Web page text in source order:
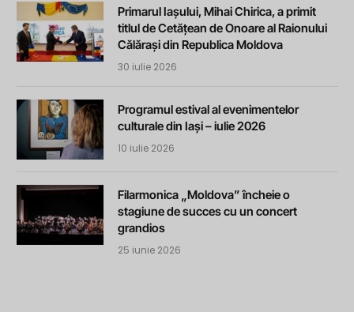
Primarul Iașului, Mihai Chirica, a primit
titlul de Cetățean de Onoare al Raionului
Călărași din Republica Moldova
30 iulie 2026
Programul estival al evenimentelor
culturale din Iași – iulie 2026
10 iulie 2026
Filarmonica „Moldova” încheie o
stagiune de succes cu un concert
grandios
25 iunie 2026